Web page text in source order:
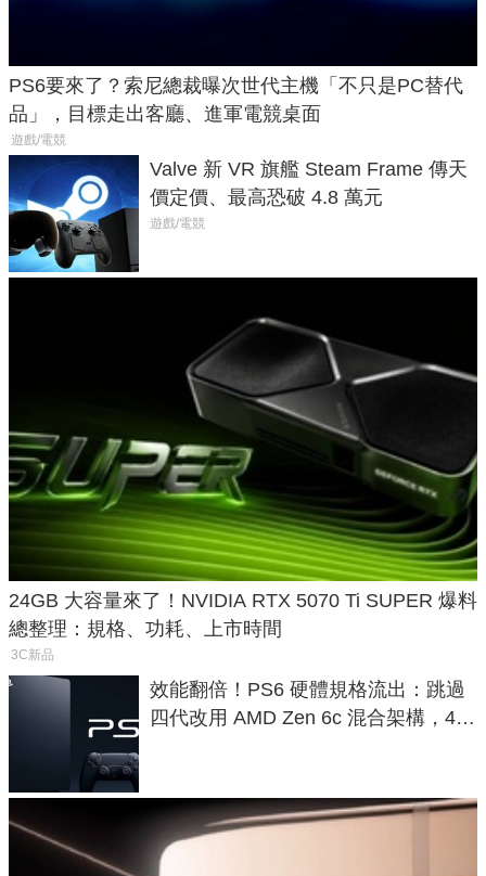
PS6要來了？索尼總裁曝次世代主機「不只是PC替代
品」，目標走出客廳、進軍電競桌面
遊戲/電競
Valve 新 VR 旗艦 Steam Frame 傳天
價定價、最高恐破 4.8 萬元
遊戲/電競
24GB 大容量來了！NVIDIA RTX 5070 Ti SUPER 爆料
總整理：規格、功耗、上市時間
3C新品
效能翻倍！PS6 硬體規格流出：跳過
四代改用 AMD Zen 6c 混合架構，4K